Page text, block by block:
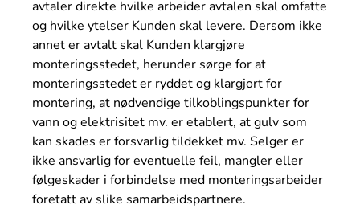
avtaler direkte hvilke arbeider avtalen skal omfatte
og hvilke ytelser Kunden skal levere. Dersom ikke
annet er avtalt skal Kunden klargjøre
monteringsstedet, herunder sørge for at
monteringsstedet er ryddet og klargjort for
montering, at nødvendige tilkoblingspunkter for
vann og elektrisitet mv. er etablert, at gulv som
kan skades er forsvarligtildekket mv. Selger er
ikke ansvarlig for eventuelle feil, mangler eller
følgeskader i forbindelse med monteringsarbeider
foretatt av slike samarbeidspartnere.